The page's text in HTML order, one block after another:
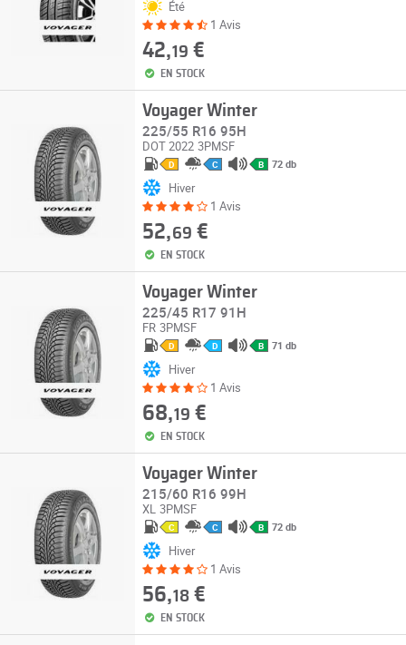
Été
1 Avis
42,19 €
EN STOCK
Voyager Winter
225/55 R16 95H
DOT 2022 3PMSF
D C B 72 db
Hiver
1 Avis
52,69 €
EN STOCK
Voyager Winter
225/45 R17 91H
FR 3PMSF
D D B 71 db
Hiver
1 Avis
68,19 €
EN STOCK
Voyager Winter
215/60 R16 99H
XL 3PMSF
C C B 72 db
Hiver
1 Avis
56,18€
EN STOCK